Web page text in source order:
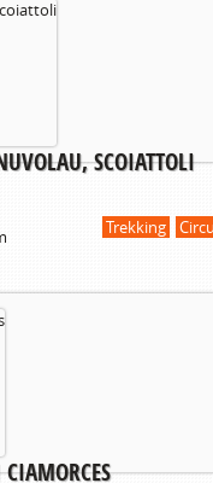
SCOIATTOLI
Trekking